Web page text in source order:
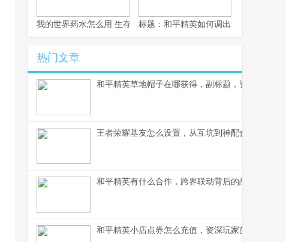
我的世界药水怎么用 生存大师的药水使用艺术标题：和平精英如何调出轮盘，资深玩
热门文章
和平精英草地帽子在哪获得，副标题，资深玩家深
王者荣耀基友怎么设置，从互坑到神配合的蜕变
和平精英有什么合作，跨界联动背后的战略蓝图
和平精英小店点券怎么充值，资深玩家的完整指南